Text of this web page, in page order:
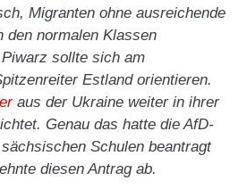
Migranten ohne ausreichende
den normalen Klassen
sollte sich am
Estland orientieren.
aus der Ukraine weiter in ihrer
Genau das hatte die AfD-
Schulen beantragt
diesen Antrag ab.